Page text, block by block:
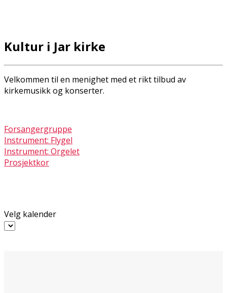
Kultur i Jar kirke
Velkommen til en menighet med et rikt tilbud av
kirkemusikk og konserter.
Forsangergruppe
Instrument: Flygel
Instrument: Orgelet
Prosjektkor
Velg kalender